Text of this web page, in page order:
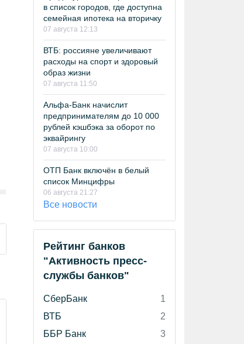
в список городов, где доступна
семейная ипотека на вторичку
07 августа 12:13
ВТБ: россияне увеличивают
расходы на спорт и здоровый
образ жизни
07 августа 11:50
Альфа-Банк начислит
предпринимателям до 10 000
рублей кэшбэка за оборот по
эквайрингу
07 августа 10:00
ОТП Банк включён в белый
список Минцифры
06 августа 21:27
Все новости
Рейтинг банков
"Активность пресс-
службы банков"
СберБанк
1
ВТБ
2
ББР Банк
3